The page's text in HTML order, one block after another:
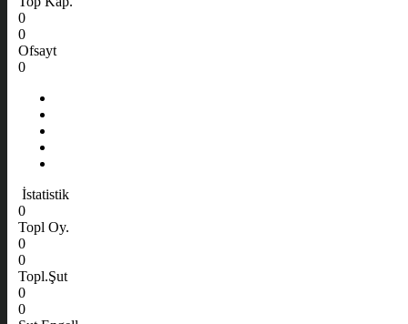
0
0
Ofsayt
0
İstatistik
0
Topl Oy.
0
0
Topl.Şut
0
0